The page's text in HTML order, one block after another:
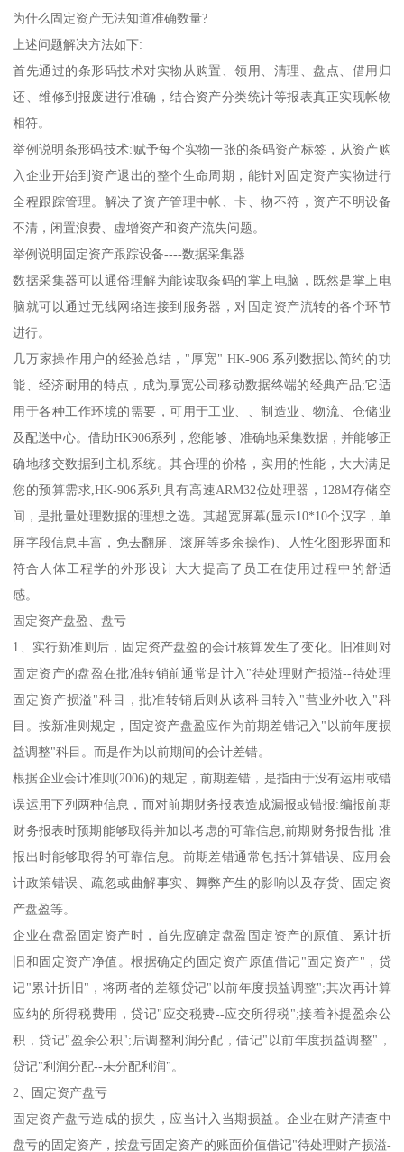
为什么固定资产无法知道准确数量?
上述问题解决方法如下:
首先通过的条形码技术对实物从购置、领用、清理、盘点、借用归
还、维修到报废进行准确，结合资产分类统计等报表真正实现帐物
相符。
举例说明条形码技术:赋予每个实物一张的条码资产标签，从资产购
入企业开始到资产退出的整个生命周期，能针对固定资产实物进行
全程跟踪管理。解决了资产管理中帐、卡、物不符，资产不明设备
不清，闲置浪费、虚增资产和资产流失问题。
举例说明固定资产跟踪设备----数据采集器
数据采集器可以通俗理解为能读取条码的掌上电脑，既然是掌上电
脑就可以通过无线网络连接到服务器，对固定资产流转的各个环节
进行。
几万家操作用户的经验总结，"厚宽" HK-906 系列数据以简约的功
能、经济耐用的特点，成为厚宽公司移动数据终端的经典产品;它适
用于各种工作环境的需要，可用于工业、、制造业、物流、仓储业
及配送中心。借助HK906系列，您能够、准确地采集数据，并能够正
确地移交数据到主机系统。其合理的价格，实用的性能，大大满足
您的预算需求,HK-906系列具有高速ARM32位处理器，128M存储空
间，是批量处理数据的理想之选。其超宽屏幕(显示10*10个汉字，单
屏字段信息丰富，免去翻屏、滚屏等多余操作)、人性化图形界面和
符合人体工程学的外形设计大大提高了员工在使用过程中的舒适
感。
固定资产盘盈、盘亏
1、实行新准则后，固定资产盘盈的会计核算发生了变化。旧准则对
固定资产的盘盈在批准转销前通常是计入"待处理财产损溢--待处理
固定资产损溢"科目，批准转销后则从该科目转入"营业外收入"科
目。按新准则规定，固定资产盘盈应作为前期差错记入"以前年度损
益调整"科目。而是作为以前期间的会计差错。
根据企业会计准则(2006)的规定，前期差错，是指由于没有运用或错
误运用下列两种信息，而对前期财务报表造成漏报或错报:编报前期
财务报表时预期能够取得并加以考虑的可靠信息;前期财务报告批 准
报出时能够取得的可靠信息。前期差错通常包括计算错误、应用会
计政策错误、疏忽或曲解事实、舞弊产生的影响以及存货、固定资
产盘盈等。
企业在盘盈固定资产时，首先应确定盘盈固定资产的原值、累计折
旧和固定资产净值。根据确定的固定资产原值借记"固定资产"，贷
记"累计折旧"，将两者的差额贷记"以前年度损益调整";其次再计算
应纳的所得税费用，贷记"应交税费--应交所得税";接着补提盈余公
积，贷记"盈余公积";后调整利润分配，借记"以前年度损益调整"，
贷记"利润分配--未分配利润"。
2、固定资产盘亏
固定资产盘亏造成的损失，应当计入当期损益。企业在财产清查中
盘亏的固定资产，按盘亏固定资产的账面价值借记"待处理财产损溢-